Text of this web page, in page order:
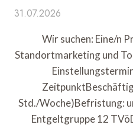
31.07.2026
Wir suchen: Eine/n
Standortmarketing und
Std./Woche)Befristung:
Entgeltgruppe 12